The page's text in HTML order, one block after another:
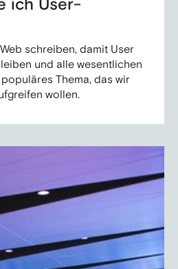
ich User-
schreiben, damit User
und alle wesentlichen
Thema, das wir
wollen.